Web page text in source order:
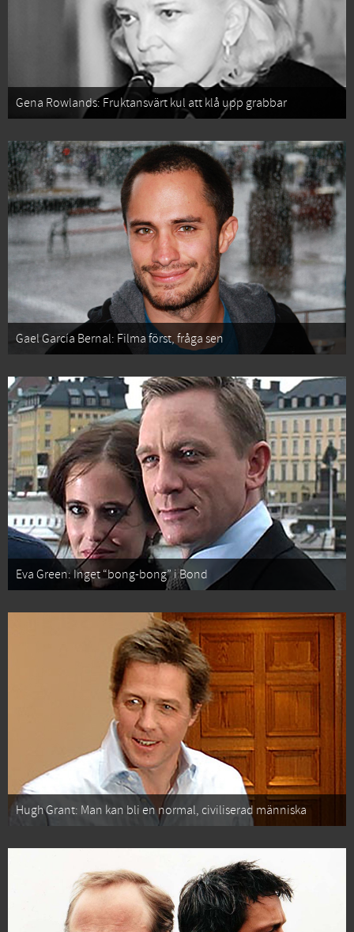
Gena Rowlands: Fruktansvärt kul att klå upp grabbar
Gael García Bernal: Filma först, fråga sen
Eva Green: Inget “bong-bong” i Bond
Hugh Grant: Man kan bli en normal, civiliserad människa